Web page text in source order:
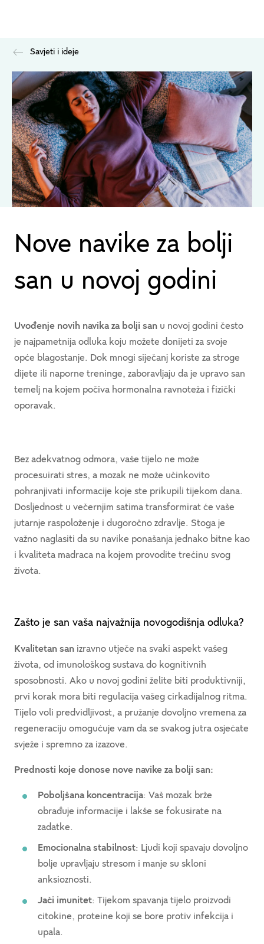
Savjeti i ideje
Nove navike za bolji
san u novoj godini
Uvođenje novih navika za bolji san u novoj godini često
je najpametnija odluka koju možete donijeti za svoje
opće blagostanje. Dok mnogi siječanj koriste za stroge
dijete ili naporne treninge, zaboravljaju da je upravo san
temelj na kojem počiva hormonalna ravnoteža i fizički
oporavak.
Bez adekvatnog odmora, vaše tijelo ne može
procesuirati stres, a mozak ne može učinkovito
pohranjivati informacije koje ste prikupili tijekom dana.
Dosljednost u večernjim satima transformirat će vaše
jutarnje raspoloženje i dugoročno zdravlje. Stoga je
važno naglasiti da su navike ponašanja jednako bitne kao
i kvaliteta madraca na kojem provodite trećinu svog
života.
Zašto je san vaša najvažnija novogodišnja odluka?
Kvalitetan san izravno utječe na svaki aspekt vašeg
života, od imunološkog sustava do kognitivnih
sposobnosti. Ako u novoj godini želite biti produktivniji,
prvi korak mora biti regulacija vašeg cirkadijalnog ritma.
Tijelo voli predvidljivost, a pružanje dovoljno vremena za
regeneraciju omogućuje vam da se svakog jutra osjećate
svježe i spremno za izazove.
Prednosti koje donose nove navike za bolji san:
Poboljšana koncentracija: Vaš mozak brže
obrađuje informacije i lakše se fokusirate na
zadatke.
Emocionalna stabilnost: Ljudi koji spavaju dovoljno
bolje upravljaju stresom i manje su skloni
anksioznosti.
Jači imunitet: Tijekom spavanja tijelo proizvodi
citokine, proteine koji se bore protiv infekcija i
upala.